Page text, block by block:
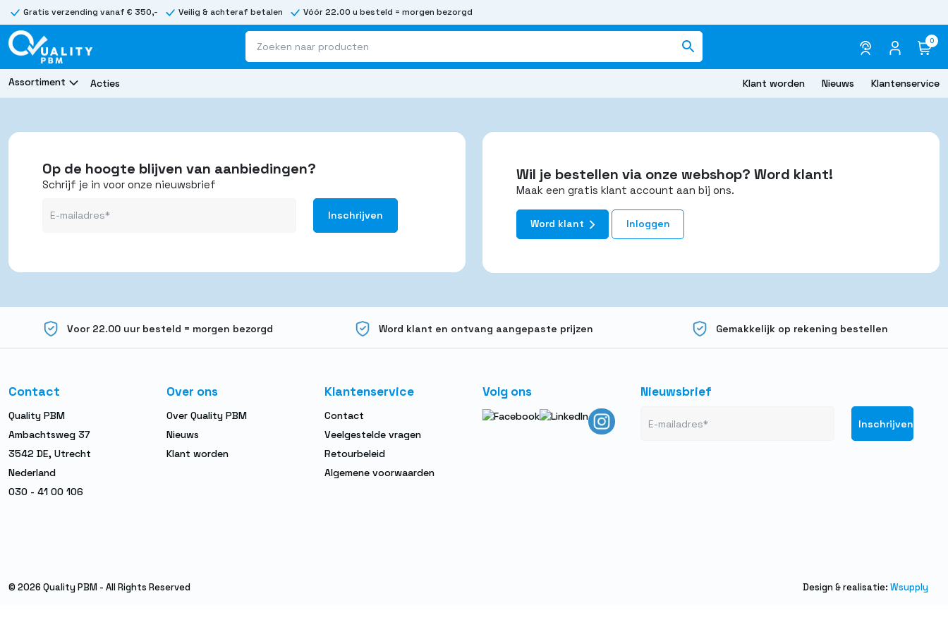
Gratis verzending vanaf € 350,- Veilig & achteraf betalen Vóór 22.00 u besteld = morgen bezorgd
0
Assortiment Acties Klant worden Nieuws Klantenservice
Op de hoogte blijven van aanbiedingen?
Schrijf je in voor onze nieuwsbrief
Wil je bestellen via onze webshop? Word klant!
Maak een gratis klant account aan bij ons.
Word klant Inloggen
Voor 22.00 uur besteld = morgen bezorgd Word klant en ontvang aangepaste prijzen Gemakkelijk op rekening bestellen
Contact
Quality PBM
Ambachtsweg 37
3542 DE, Utrecht
Nederland
030 - 41 00 106
Over ons
Over Quality PBM
Nieuws
Klant worden
Klantenservice
Contact
Veelgestelde vragen
Retourbeleid
Algemene voorwaarden
Volg ons Nieuwsbrief
© 2026 Quality PBM - All Rights Reserved Design & realisatie: Wsupply